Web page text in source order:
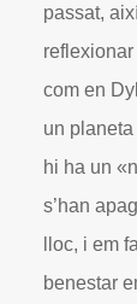
passat,
com en
un
hi ha un
s’han
lloc, i em
benestar